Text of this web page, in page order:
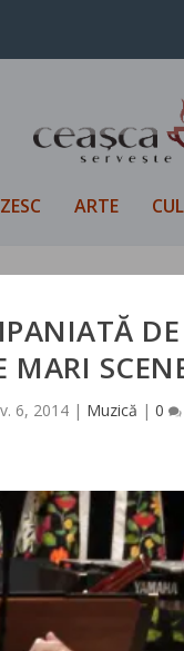
ARTE
MARI
6, 2014 | Muzică |0